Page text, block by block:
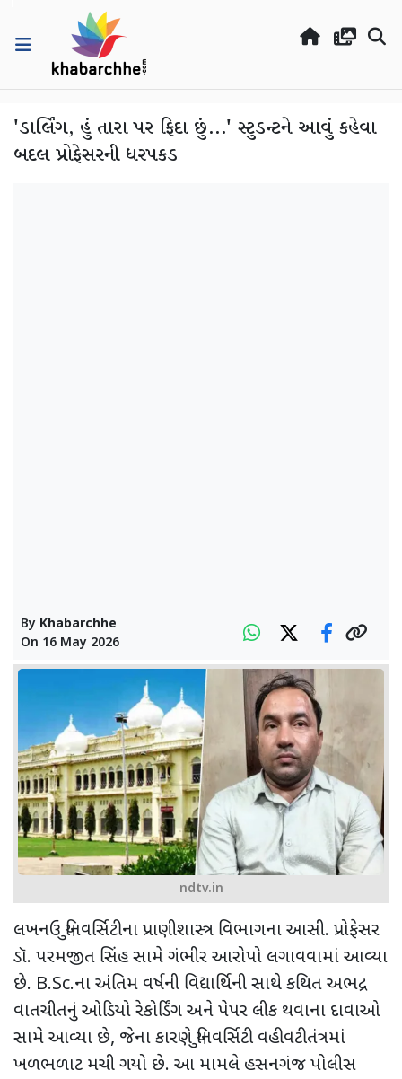
'ડાર્લિંગ, હું તારા પર ફિદા છું...' સ્ટુડન્ટને આવું કહેવા
બદલ પ્રોફેસરની ધરપકડ
By Khabarchhe
On 16 May 2026
ndtv.in
લખનઉ યુનિવર્સિટીના પ્રાણીશાસ્ત્ર વિભાગના આસી. પ્રોફેસર
ડૉ. પરમજીત સિંહ સામે ગંભીર આરોપો લગાવવામાં આવ્યા
છે. B.Sc.ના અંતિમ વર્ષની વિદ્યાર્થિની સાથે કથિત અભદ્ર
વાતચીતનું ઓડિયો રેકોર્ડિંગ અને પેપર લીક થવાના દાવાઓ
સામે આવ્યા છે, જેના કારણે યુનિવર્સિટી વહીવટીતંત્રમાં
ખળભળાટ મચી ગયો છે. આ મામલે હસનગંજ પોલીસ